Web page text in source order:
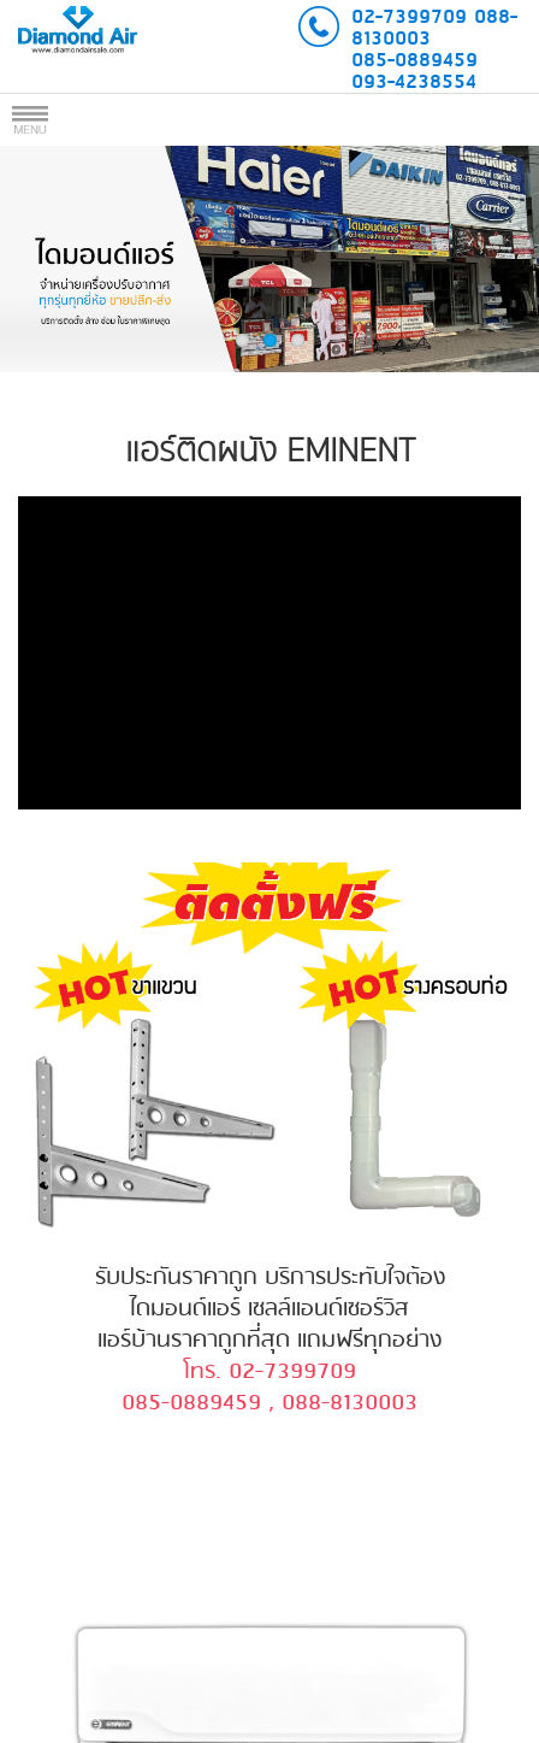
02-7399709 088-
8130003
085-0889459
093-4238554
แอร์ติดผนัง EMINENT
รับประกันราคาถูก บริการประทับใจต้อง
ไดมอนด์แอร์ เซลล์แอนด์เซอร์วิส
แอร์บ้านราคาถูกที่สุด แถมฟรีทุกอย่าง
โทร. 02-7399709
085-0889459 , 088-8130003